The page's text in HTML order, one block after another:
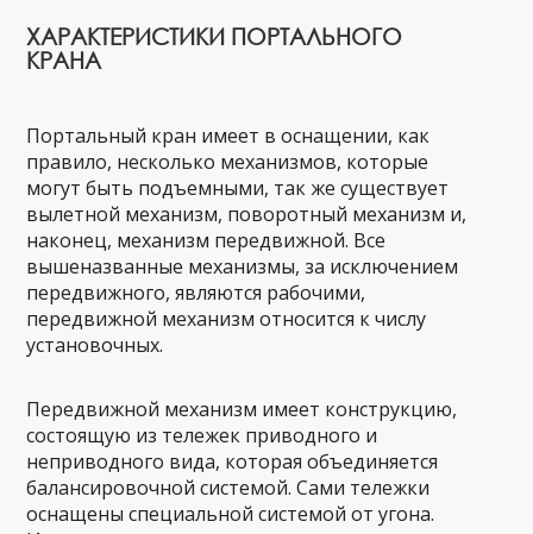
ХАРАКТЕРИСТИКИ ПОРТАЛЬНОГО
КРАНА
Портальный кран имеет в оснащении, как
правило, несколько механизмов, которые
могут быть подъемными, так же существует
вылетной механизм, поворотный механизм и,
наконец, механизм передвижной. Все
вышеназванные механизмы, за исключением
передвижного, являются рабочими,
передвижной механизм относится к числу
установочных.
Передвижной механизм имеет конструкцию,
состоящую из тележек приводного и
неприводного вида, которая объединяется
балансировочной системой. Сами тележки
оснащены специальной системой от угона.